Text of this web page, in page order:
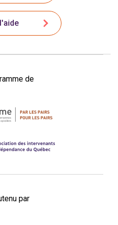
de
par